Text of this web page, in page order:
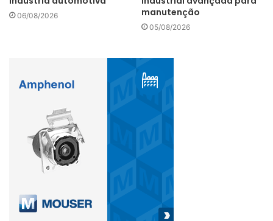
engenharia central da Synopsys. “É hora de a EDA se
equiparar ao resto da indústria. Este esforço colaborativo
estratégia antipirataria eficaz.”
“A pirataria de software acaba prejudicando nossos
clientes honestos porque fornece aos piratas uma
vantagem competitiva injusta”, destaca Joe Sawicki, vice-
presidente executivo de IC EDA da Mentor. “O roubo
usuários legítimos. Junto com nossos colegas do setor, a
Mentor trabalhará para estabelecer um novo padrão
06/08/2026
manutenção
05/08/2026